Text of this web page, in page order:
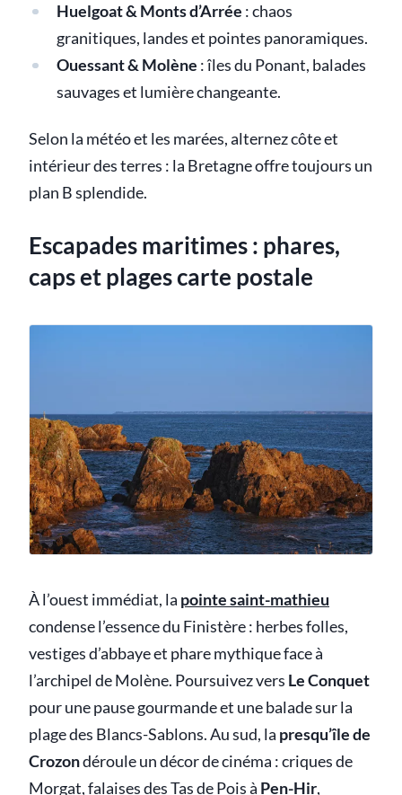
Huelgoat & Monts d’Arrée : chaos
granitiques, landes et pointes panoramiques.
Ouessant & Molène : îles du Ponant, balades
sauvages et lumière changeante.
Selon la météo et les marées, alternez côte et
intérieur des terres : la Bretagne offre toujours un
plan B splendide.
Escapades maritimes : phares,
caps et plages carte postale
À l’ouest immédiat, la pointe saint-mathieu
condense l’essence du Finistère : herbes folles,
vestiges d’abbaye et phare mythique face à
l’archipel de Molène. Poursuivez vers Le Conquet
pour une pause gourmande et une balade sur la
plage des Blancs-Sablons. Au sud, la presqu’île de
Crozondéroule un décor de cinéma : criques de
Morgat, falaises des Tas de Pois à Pen-Hir,